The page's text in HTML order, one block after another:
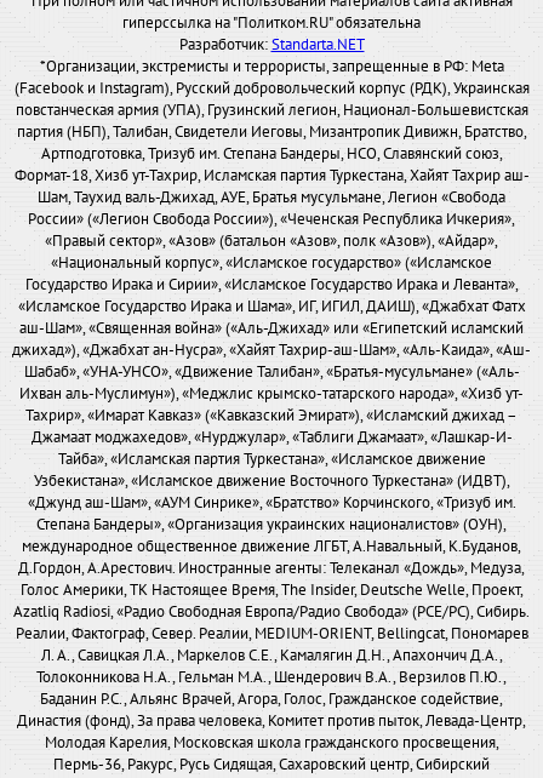
гиперссылка на "Политком.RU" обязательна
Разработчик:Standarta.NET
*Организации, экстремисты и террористы, запрещенные в РФ: Meta
(Facebook и Instagram), Русский добровольческий корпус (РДК), Украинская
повстанческая армия (УПА), Грузинский легион, Национал-Большевистская
партия (НБП), Талибан, Свидетели Иеговы, Мизантропик Дивижн, Братство,
Артподготовка, Тризуб им. Степана Бандеры, НСО, Славянский союз,
Формат-18, Хизб ут-Тахрир, Исламская партия Туркестана, Хайят Тахрир аш-
Шам, Таухид валь-Джихад, АУЕ, Братья мусульмане, Легион «Свобода
России» («Легион Свобода России»), «Чеченская Республика Ичкерия»,
«Правый сектор», «Азов» (батальон «Азов», полк «Азов»), «Айдар»,
«Национальный корпус», «Исламское государство» («Исламское
Государство Ирака и Сирии», «Исламское Государство Ирака и Леванта»,
«Исламское Государство Ирака и Шама», ИГ, ИГИЛ, ДАИШ), «Джабхат Фатх
аш-Шам», «Священная война» («Аль-Джихад» или «Египетский исламский
джихад»), «Джабхат ан-Нусра», «Хайят Тахрир-аш-Шам», «Аль-Каида», «Аш-
Шабаб», «УНА-УНСО», «Движение Талибан», «Братья-мусульмане» («Аль-
Ихван аль-Муслимун»), «Меджлис крымско-татарского народа», «Хизб ут-
Тахрир», «Имарат Кавказ» («Кавказский Эмират»), «Исламский джихад –
Джамаат моджахедов», «Нурджулар», «Таблиги Джамаат», «Лашкар-И-
Тайба», «Исламская партия Туркестана», «Исламское движение
Узбекистана», «Исламское движение Восточного Туркестана» (ИДВТ),
«Джунд аш-Шам», «АУМ Синрике», «Братство» Корчинского, «Тризуб им.
Степана Бандеры», «Организация украинских националистов» (ОУН),
международное общественное движение ЛГБТ, А.Навальный, К.Буданов,
Д.Гордон, А.Арестович. Иностранные агенты: Телеканал «Дождь», Медуза,
Голос Америки, ТК Настоящее Время, The Insider, Deutsche Welle, Проект,
Azatliq Radiosi, «Радио Свободная Европа/Радио Свобода» (PCE/PC), Сибирь.
Реалии, Фактограф, Север. Реалии, MEDIUM-ORIENT, Bellingcat, Пономарев
Л. А., Савицкая Л.А., Маркелов С.Е., Камалягин Д.Н., Апахончич Д.А.,
Толоконникова Н.А., Гельман М.А., Шендерович В.А., Верзилов П.Ю.,
Баданин Р.С., Альянс Врачей, Агора, Голос, Гражданское содействие,
Династия (фонд), За права человека, Комитет против пыток, Левада-Центр,
Молодая Карелия, Московская школа гражданского просвещения,
Пермь-36, Ракурс, Русь Сидящая, Сахаровский центр, Сибирский